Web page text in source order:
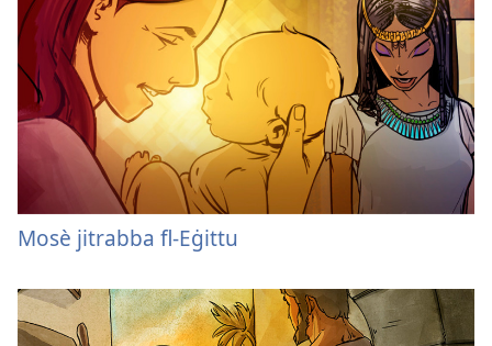
Mosè jitrabba fl-Eġittu